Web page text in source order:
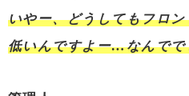
いやー、どうしてもフロ
低いんですよー…なんでで